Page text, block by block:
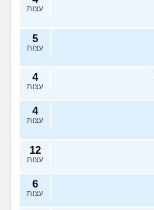
עצות
5
עצות
4
עצות
4
עצות
12
עצות
6
עצות